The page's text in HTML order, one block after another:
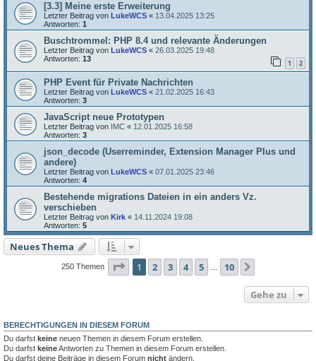
[3.3] Meine erste Erweiterung
Letzter Beitrag von LukeWCS « 13.04.2025 13:25
Antworten: 1
Buschtrommel: PHP 8.4 und relevante Änderungen
Letzter Beitrag von LukeWCS « 26.03.2025 19:48
Antworten: 13 1 2
PHP Event für Private Nachrichten
Letzter Beitrag von LukeWCS « 21.02.2025 16:43
Antworten: 3
JavaScript neue Prototypen
Letzter Beitrag von IMC « 12.01.2025 16:58
Antworten: 3
json_decode (Userreminder, Extension Manager Plus und
andere)
Letzter Beitrag von LukeWCS « 07.01.2025 23:46
Antworten: 4
Bestehende migrations Dateien in ein anders Vz.
verschieben
Letzter Beitrag von Kirk « 14.11.2024 19:08
Antworten: 5
Neues Thema
250 Themen Seite 1von 10
1 2 3 4 5 10
Gehe zu
BERECHTIGUNGEN IN DIESEM FORUM
Du darfst keine neuen Themen in diesem Forum erstellen.
Du darfst keineAntworten zu Themen in diesem Forum erstellen.
Du darfst deine Beiträge in diesem Forum nicht ändern.